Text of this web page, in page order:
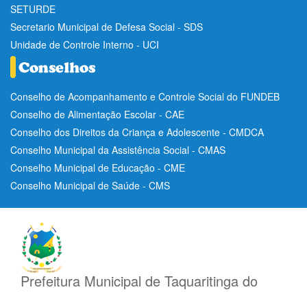
SETURDE
Secretario Municipal de Defesa Social - SDS
Unidade de Controle Interno - UCI
Conselho de Acompanhamento e Controle Social do FUNDEB
Conselho de Alimentação Escolar - CAE
Conselho dos Direitos da Criança e Adolescente - CMDCA
Conselho Municipal da Assistência Social - CMAS
Conselho Municipal de Educação - CME
Conselho Municipal de Saúde - CMS
Prefeitura Municipal de Taquaritinga do